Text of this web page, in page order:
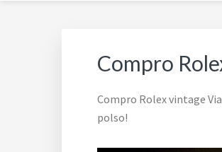
Compro
Compro Rolex vintage
polso!